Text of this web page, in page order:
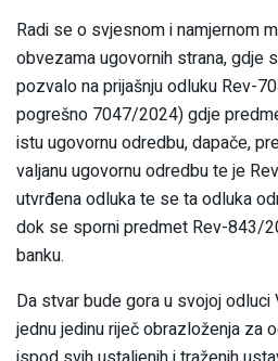
Radi se o svjesnom i namjernom
obvezama ugovornih strana, gdje
pozvalo na prijašnju odluku Rev-
pogrešno 7047/2024) gdje
istu ugovornu odredbu, dapače,
valjanu ugovornu odredbu te je
utvrđena odluka te se ta odluka
dok se sporni predmet Rev-843/
banku.
Da stvar bude gora u svojoj odluci
jednu jedinu riječ obrazloženja za